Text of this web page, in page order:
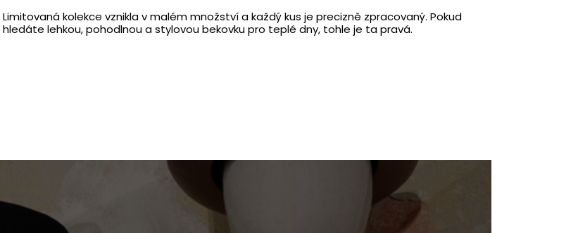
Limitovaná kolekce vznikla v malém množství a každý kus je precizně zpracovaný. Pokud
hledáte lehkou, pohodlnou a stylovou bekovku pro teplé dny, tohle je ta pravá.